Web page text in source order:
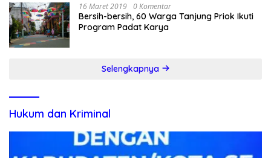
16 Maret 2019 0 Komentar
Bersih-bersih, 60 Warga Tanjung Priok Ikuti
Program Padat Karya
Selengkapnya
Hukum dan Kriminal